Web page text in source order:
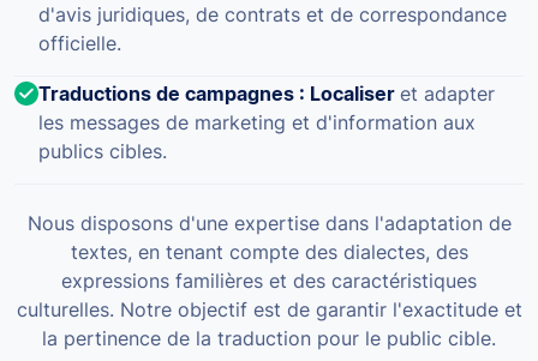
d'avis juridiques, de contrats et de correspondance
officielle.
Traductions de campagnes : Localiser et adapter
les messages de marketing et d'information aux
publics cibles.
Nous disposons d'une expertise dans l'adaptation de
textes, en tenant compte des dialectes, des
expressions familières et des caractéristiques
culturelles. Notre objectif est de garantir l'exactitude et
la pertinence de la traduction pour le public cible.